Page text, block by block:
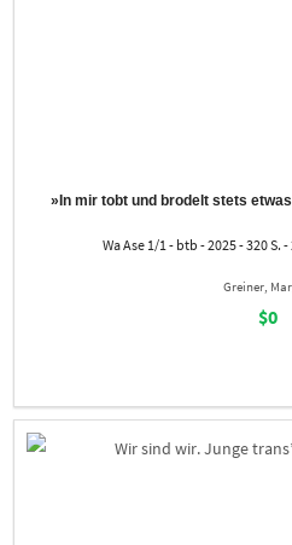
»In mir tobt und brodelt stets
Wa Ase 1/1 - btb - 2025 - 320 S.
Greiner,
$0